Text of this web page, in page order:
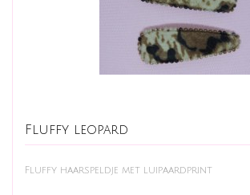
Fluffy leopard
Fluffy haarspeldje met luipaardprint